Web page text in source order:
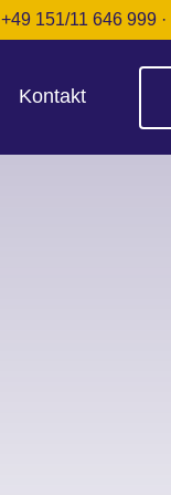
+49 151/11 646 999 ·
Kontakt